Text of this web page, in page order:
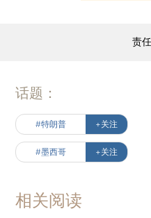
责
话题：
#特朗普 +关注
#墨西哥 +关注
相关阅读